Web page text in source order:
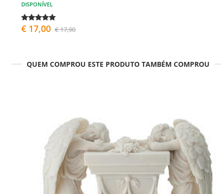
DISPONÍVEL
€ 17,00 € 17,90
QUEM COMPROU ESTE PRODUTO TAMBÉM COMPROU